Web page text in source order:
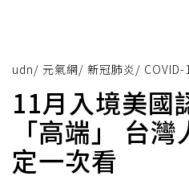
udn/ 元氣網/ 新冠肺炎 / COVID-
11月入境美國
「高端」 台
定一次看